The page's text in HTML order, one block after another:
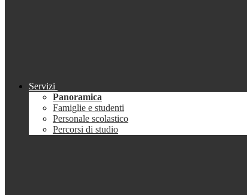
Servizi
Panoramica
Famiglie e studenti
Personale scolastico
Percorsi di studio